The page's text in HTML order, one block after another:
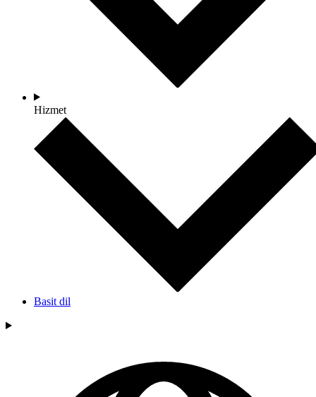
Hizmet
Basit dil